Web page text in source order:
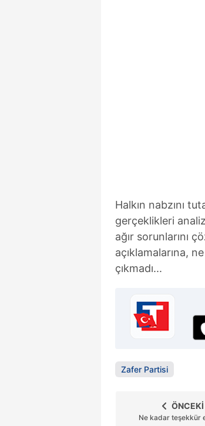
Halkın nabzını
gerçeklikleri
ağır sorunlarını
açıklamalarına,
çıkmadı...
Zafer Partisi
ÖNCEKİ
Ne kadar teşekkür